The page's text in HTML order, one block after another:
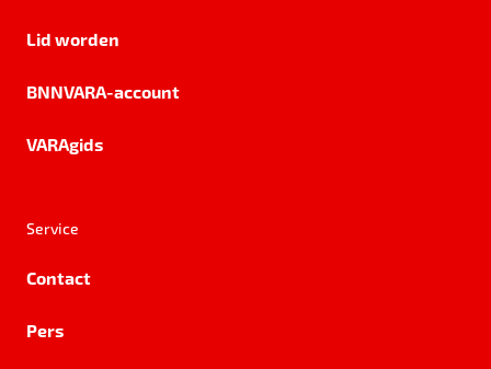
Lid worden
BNNVARA-account
VARAgids
Service
Contact
Pers